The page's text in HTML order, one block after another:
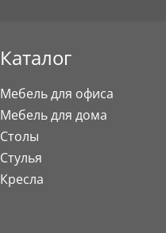
Каталог
Мебель для офиса
Мебель для дома
Столы
Стулья
Кресла